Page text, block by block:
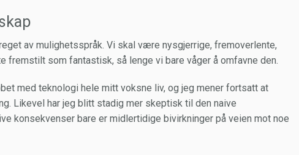
av mulighetsspråk. Vi skal være nysgjerrige, fremoverlente,
som fantastisk, så lenge vi bare våger å omfavne den.
med teknologi hele mitt voksne liv, og jeg mener fortsatt at
Likevel har jeg blitt stadig mer skeptisk til den naive
konsekvenser bare er midlertidige bivirkninger på veien mot noe